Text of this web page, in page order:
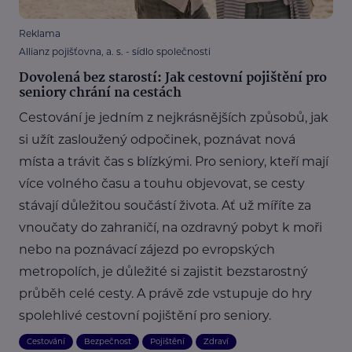
Reklama
Allianz pojišťovna, a. s. - sídlo společnosti
Dovolená bez starostí: Jak cestovní pojištění pro
seniory chrání na cestách
Cestování je jedním z nejkrásnějších způsobů, jak
si užít zasloužený odpočinek, poznávat nová
místa a trávit čas s blízkými. Pro seniory, kteří mají
více volného času a touhu objevovat, se cesty
stávají důležitou součástí života. Ať už míříte za
vnoučaty do zahraničí, na ozdravný pobyt k moři
nebo na poznávací zájezd po evropských
metropolích, je důležité si zajistit bezstarostný
průběh celé cesty. A právě zde vstupuje do hry
spolehlivé cestovní pojištění pro seniory.
Cestování Bezpečnost Pojištění Zdraví